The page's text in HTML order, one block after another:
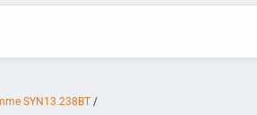
SYN13.238BT